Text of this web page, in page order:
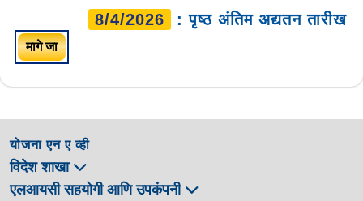
8/4/2026 : पृष्ठ अंतिम अद्यतन तारीख
मागे जा
योजना एन ए व्ही
विदेश शाखा
एलआयसी सहयोगी आणि उपकंपनी